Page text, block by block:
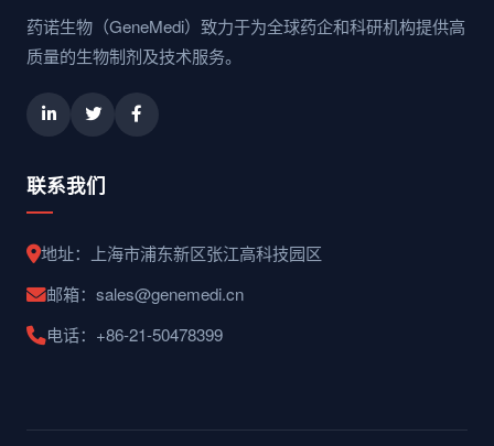
药诺生物（GeneMedi）致力于为全球药企和科研机构提供高
质量的生物制剂及技术服务。
联系我们
地址：上海市浦东新区张江高科技园区
邮箱：sales@genemedi.cn
电话：+86-21-50478399